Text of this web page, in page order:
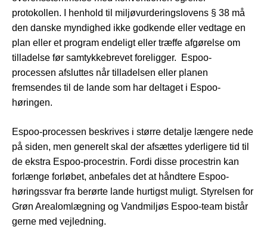
protokollen. I henhold til miljøvurderingslovens § 38 må
den danske myndighed ikke godkende eller vedtage en
plan eller et program endeligt eller træffe afgørelse om
tilladelse før samtykkebrevet foreligger. Espoo-
processen afsluttes når tilladelsen eller planen
fremsendes til de lande som har deltaget i Espoo-
høringen.
Espoo-processen beskrives i større detalje længere nede
på siden, men generelt skal der afsættes yderligere tid til
de ekstra Espoo-procestrin. Fordi disse procestrin kan
forlænge forløbet, anbefales det at håndtere Espoo-
høringssvar fra berørte lande hurtigst muligt. Styrelsen for
Grøn Arealomlægning og Vandmiljøs Espoo-team bistår
gerne med vejledning.